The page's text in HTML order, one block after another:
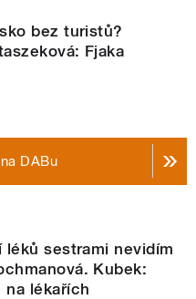
bez turistů?
Fjaka
DABu
léků sestrami nevidím
Kubek:
na lékařích